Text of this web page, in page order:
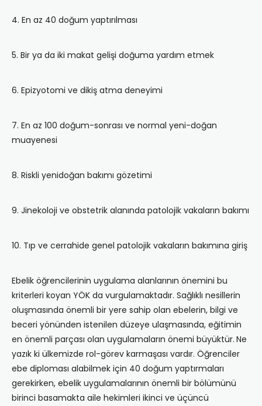
4. En az 40 doğum yaptırılması
5. Bir ya da iki makat gelişi doğuma yardım etmek
6. Epizyotomi ve dikiş atma deneyimi
7. En az 100 doğum-sonrası ve normal yeni-doğan
muayenesi
8. Riskli yenidoğan bakımı gözetimi
9. Jinekoloji ve obstetrik alanında patolojik vakaların bakımı
10. Tıp ve cerrahide genel patolojik vakaların bakımına giriş
Ebelik öğrencilerinin uygulama alanlarının önemini bu
kriterleri koyan YÖK da vurgulamaktadır. Sağlıklı nesillerin
oluşmasında önemli bir yere sahip olan ebelerin, bilgi ve
beceri yönünden istenilen düzeye ulaşmasında, eğitimin
en önemli parçası olan uygulamaların önemi büyüktür. Ne
yazık ki ülkemizde rol-görev karmaşası vardır. Öğrenciler
ebe diploması alabilmek için 40 doğum yaptırmaları
gerekirken, ebelik uygulamalarının önemli bir bölümünü
birinci basamakta aile hekimleri ikinci ve üçüncü